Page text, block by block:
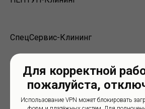
СпецСервис-Клининг
Клининг 75
Для корректной
пожалуйста,
Использование VPN может блокировать